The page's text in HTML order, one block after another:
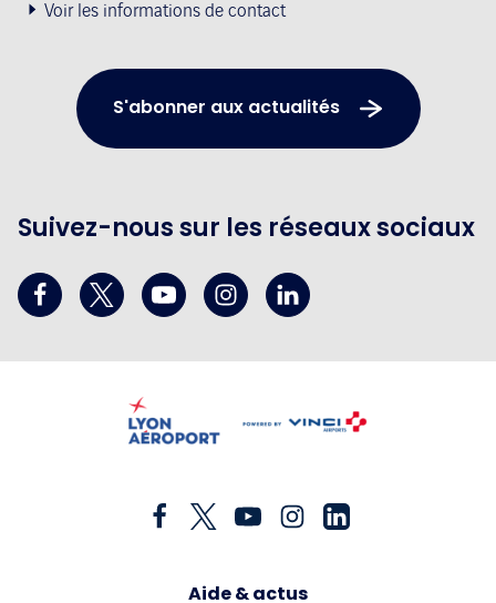
Voir les informations de contact
S'abonner aux actualités
Suivez-nous sur les réseaux sociaux
Aide & actus